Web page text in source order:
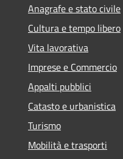
Anagrafe e stato civile
Cultura e tempo libero
Vita lavorativa
Imprese e Commercio
Appalti pubblici
Catasto e urbanistica
Turismo
Mobilità e trasporti